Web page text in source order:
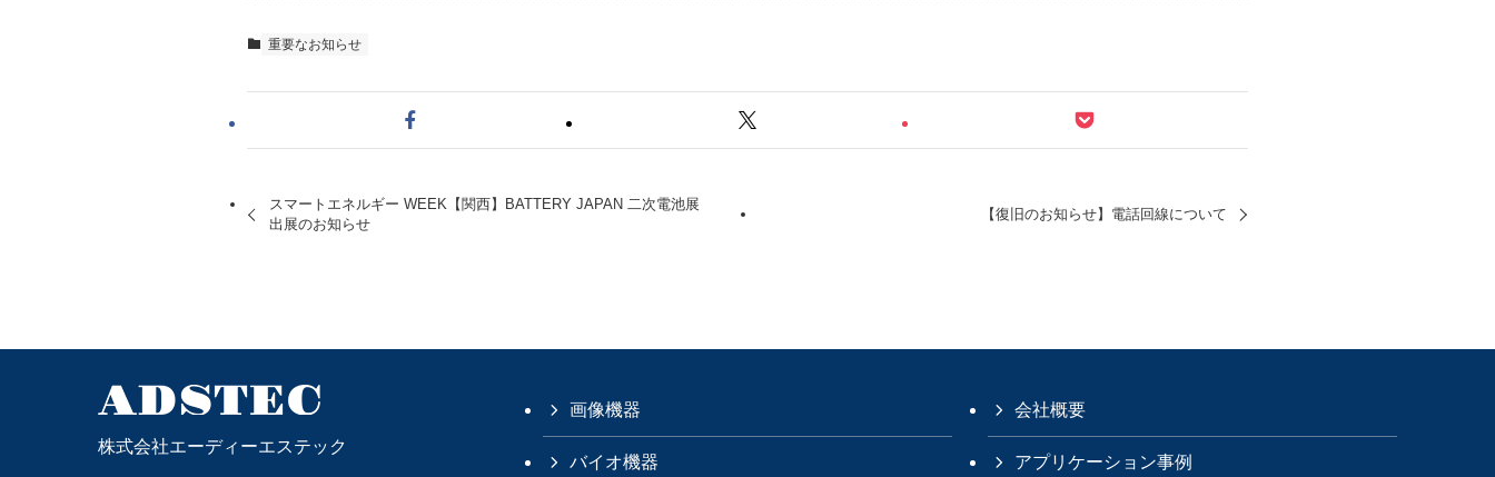
重要なお知らせ
スマートエネルギー WEEK【関西】BATTERY JAPAN 二次電池展
出展のお知らせ
【復旧のお知らせ】電話回線について
株式会社エーディーエステック
画像機器
バイオ機器
会社概要
アプリケーション事例